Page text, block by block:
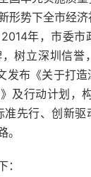
形势下全市经
年，市委市
树立深圳信誉
发布《关于打
及行动计划，
准先行、创新